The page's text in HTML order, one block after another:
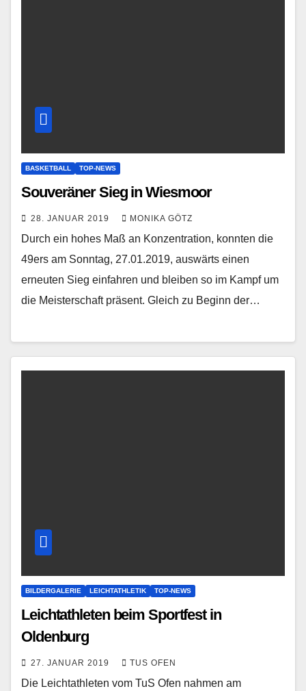
BASKETBALL TOP-NEWS
Souveräner Sieg in Wiesmoor
28. JANUAR 2019 MONIKA GÖTZ
Durch ein hohes Maß an Konzentration, konnten die
49ers am Sonntag, 27.01.2019, auswärts einen
erneuten Sieg einfahren und bleiben so im Kampf um
die Meisterschaft präsent. Gleich zu Beginn der…
BILDERGALERIE LEICHTATHLETIK TOP-NEWS
Leichtathleten beim Sportfest in
Oldenburg
27. JANUAR 2019 TUS OFEN
Die Leichtathleten vom TuS Ofen nahmen am